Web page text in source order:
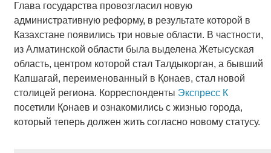
Глава государства провозгласил новую
административную реформу, в результате которой в
Казахстане появились три новые области. В частности,
из Алматинской области была выделена Жетысуская
область, центром которой стал Талдыкорган, а бывший
Капшагай, переименованный в Қонаев, стал новой
столицей региона. Корреспонденты Экспресс К
посетили Қонаев и ознакомились с жизнью города,
который теперь должен жить согласно новому статусу.